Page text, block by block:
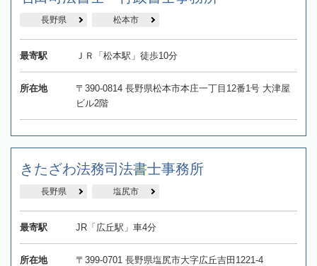
長野県 松本市
最寄駅 ＪＲ「松本駅」徒歩10分
所在地
〒390-0814 長野県松本市本庄一丁目12番1号 大津屋
ビル2階
きたざわ法務司法書士事務所
長野県 塩尻市
最寄駅 JR「広丘駅」車4分
所在地 〒399-0701 長野県塩尻市大字広丘吉田1221-4